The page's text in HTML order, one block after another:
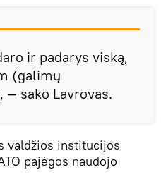
ir padarys viską,
(galimų
sako Lavrovas.
valdžios institucijos
pajėgos naudojo